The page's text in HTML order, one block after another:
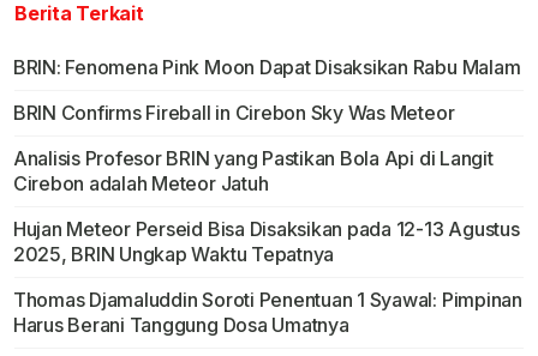
Berita Terkait
BRIN: Fenomena Pink Moon Dapat Disaksikan Rabu Malam
BRIN Confirms Fireball in Cirebon Sky Was Meteor
Analisis Profesor BRIN yang Pastikan Bola Api di Langit
Cirebon adalah Meteor Jatuh
Hujan Meteor Perseid Bisa Disaksikan pada 12-13 Agustus
2025, BRIN Ungkap Waktu Tepatnya
Thomas Djamaluddin Soroti Penentuan 1 Syawal: Pimpinan
Harus Berani Tanggung Dosa Umatnya